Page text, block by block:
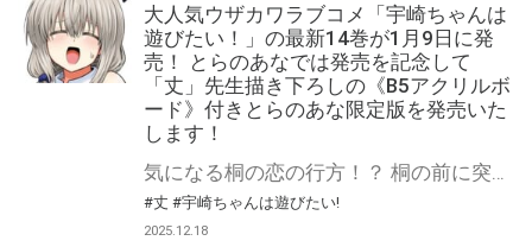
大人気ウザカワラブコメ「宇崎ちゃんは
遊びたい！」の最新14巻が1月9日に発
売！ とらのあなでは発売を記念して
「丈」先生描き下ろしの《B5アクリルボ
ード》付きとらのあな限定版を発売いた
します！
#丈 #宇崎ちゃんは遊びたい!
2025.12.18